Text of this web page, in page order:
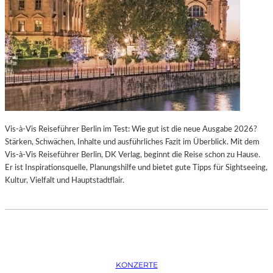
K
T
I
O
N
M
I
T
H
M
B
U
R
O
S
O
P
E
R
I
N
M
Ü
C
H
E
N
P
Vis-à-Vis Reiseführer Berlin im Test: Wie gut ist die neue Ausgabe 2026?
Stärken, Schwächen, Inhalte und ausführliches Fazit im Überblick. Mit dem
Vis-à-Vis Reiseführer Berlin, DK Verlag, beginnt die Reise schon zu Hause.
Er ist Inspirationsquelle, Planungshilfe und bietet gute Tipps für Sightseeing,
Kultur, Vielfalt und Hauptstadtflair.
KONZERTE